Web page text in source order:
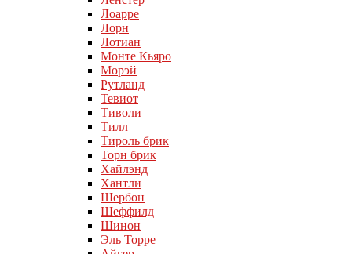
Лоарре
Лорн
Лотиан
Монте Кьяро
Морэй
Рутланд
Тевиот
Тиволи
Тилл
Тироль брик
Торн брик
Хайлэнд
Хантли
Шербон
Шеффилд
Шинон
Эль Торре